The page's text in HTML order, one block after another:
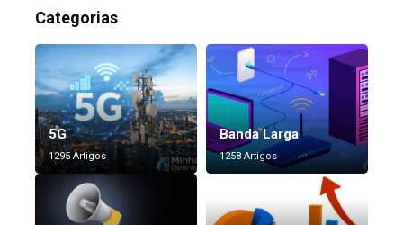
Categorias
5G
1295 Artigos
Banda Larga
1258 Artigos